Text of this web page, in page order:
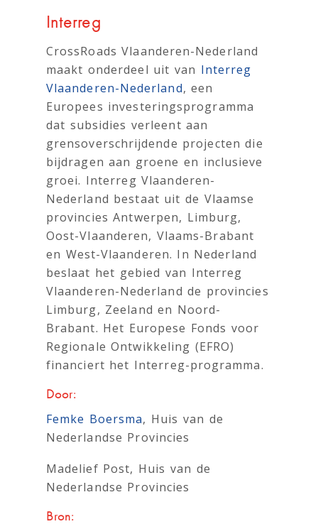
Interreg
CrossRoads Vlaanderen-Nederland
maakt onderdeel uit van Interreg
Vlaanderen-Nederland, een
Europees investeringsprogramma
dat subsidies verleent aan
grensoverschrijdende projecten die
bijdragen aan groene en inclusieve
groei. Interreg Vlaanderen-
Nederland bestaat uit de Vlaamse
provincies Antwerpen, Limburg,
Oost-Vlaanderen, Vlaams-Brabant
en West-Vlaanderen. In Nederland
beslaat het gebied van Interreg
Vlaanderen-Nederland de provincies
Limburg, Zeeland en Noord-
Brabant. Het Europese Fonds voor
Regionale Ontwikkeling (EFRO)
financiert het Interreg-programma.
Door:
Femke Boersma, Huis van de
Nederlandse Provincies
Madelief Post, Huis van de
Nederlandse Provincies
Bron: